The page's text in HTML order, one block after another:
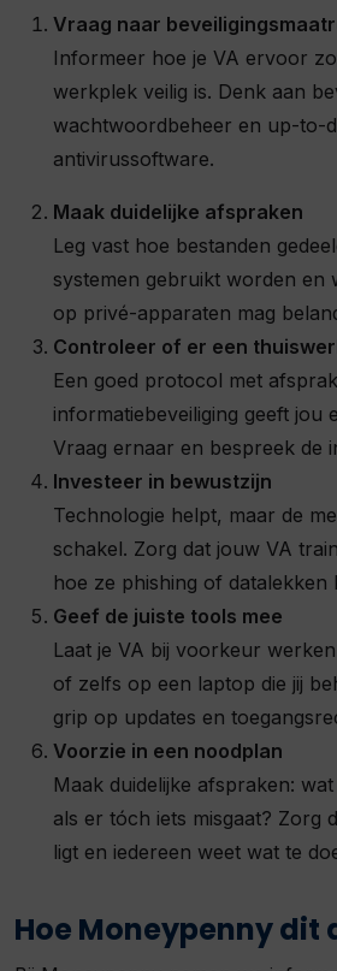
Vraag naar
Informeer hoe je VA ervoor
werkplek veilig is. Denk aan
wachtwoordbeheer en up-to-
antivirussoftware.
Maak duidelijke afspraken
Leg vast hoe bestanden
systemen gebruikt worden en
op privé-apparaten mag
Controleer of er een
Een goed protocol met
informatiebeveiliging geeft jou
Vraag ernaar en bespreek de
Investeer in bewustzijn
Technologie helpt, maar de
schakel. Zorg dat jouw VA
hoe ze phishing of datalekken
Geef de juiste tools mee
Laat je VA bij voorkeur
of zelfs op een laptop die jij
grip op updates en
Voorzie in een noodplan
Maak duidelijke afspraken:
als er tóch iets misgaat? Zorg
ligt en iedereen weet wat te
Hoe Moneypenny dit